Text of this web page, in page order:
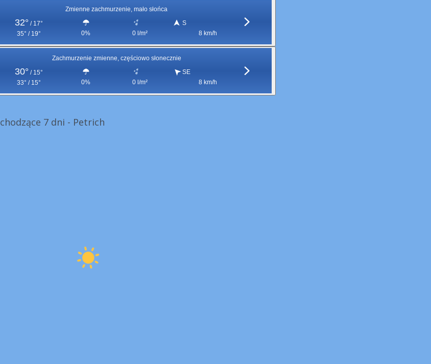
Zmienne zachmurzenie, mało słońca
32° / 17°
35° / 19°
0% 0 l/m²
S
8 km/h
Zachmurzenie zmienne, częściowo słonecznie
30° / 15°
33° / 15°
0% 0 l/m²
SE
8 km/h
7 dni - Petrich